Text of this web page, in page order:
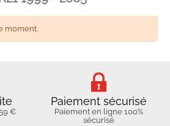
moment.
€
Paiement sécurisé
Paiement en ligne 100%
sécurisé